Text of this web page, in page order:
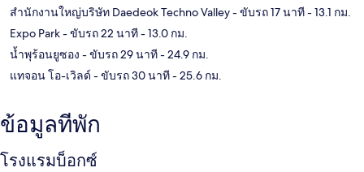
สำนักงานใหญ่บริษัท Daedeok Techno Valley- ขับรถ 17 นาที- 13.1 กม.
Expo Park- ขับรถ 22 นาที- 13.0 กม.
น้ำพุร้อนยูซอง - ขับรถ 29 นาที- 24.9 กม.
แทจอน โอ-เวิลด์ - ขับรถ 30 นาที- 25.6 กม.
ข้อมูลที่พัก
โรงแรมบ็อกซ์